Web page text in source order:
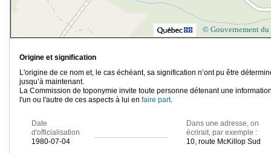
© Gouvernement du
Origine et signification
L'origine de ce nom et, le cas échéant, sa signification n’ont pu être
jusqu’à maintenant.
La Commission de toponymie invite toute personne détenant une
l'un ou l'autre de ces aspects à lui en faire part.
Date
d'officialisation
1980-07-04
Dans une adresse, on
écrirait, par exemple :
10, route McKillop Sud